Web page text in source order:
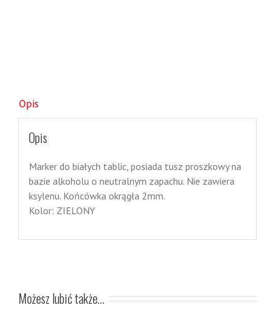
Opis
Opis
Marker do białych tablic, posiada tusz proszkowy na
bazie alkoholu o neutralnym zapachu. Nie zawiera
ksylenu. Końcówka okrągła 2mm.
Kolor: ZIELONY
Możesz lubić także…